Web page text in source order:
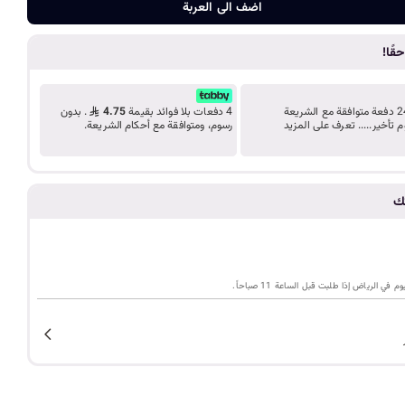
د
ك
م
ب
ي
اضف الى العربة
الى
قسّط مشترياتك على 24 دفعة متوافقة مع الشريعة
تأخير..... تعرف على المزيد
4 دفعات بلا فوائد بقيمة 4.75
. بدون
رسوم، ومتوافقة مع أحكام الشريعة.
الرياض إذا طلبت قبل الساعة 11 صباحاً.